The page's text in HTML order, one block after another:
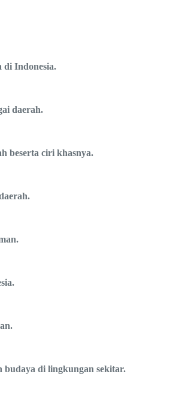
di Indonesia.
daerah.
beserta ciri khasnya.
budaya di lingkungan sekitar.